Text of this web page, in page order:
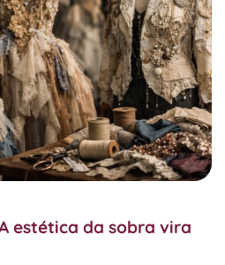
estética da sobra vira